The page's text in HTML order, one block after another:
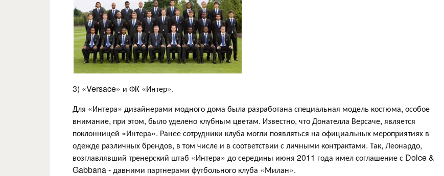
3) «Versace» и ФК «Интер».
Для «Интера» дизайнерами модного дома была разработана специальная модель костюма, особое
внимание, при этом, было уделено клубным цветам. Известно, что Донателла Версаче, является
поклонницей «Интера». Ранее сотрудники клуба могли появляться на официальных мероприятиях в
одежде различных брендов, в том числе и в соответствии с личными контрактами. Так, Леонардо,
возглавлявший тренерский штаб «Интера» до середины июня 2011 года имел соглашение с Dolce &
Gabbana - давними партнерами футбольного клуба «Милан».